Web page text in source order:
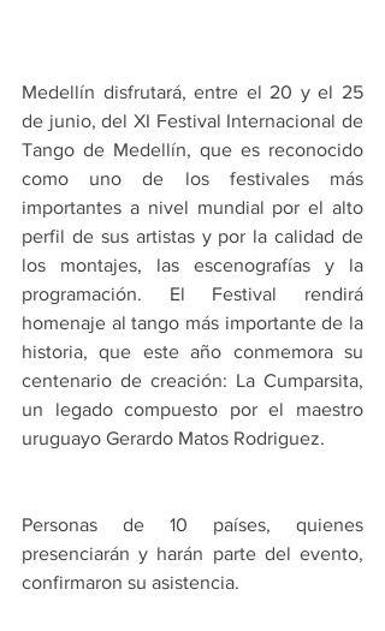
Medellín disfrutará, entre el 20 y el 25
de junio, del XI Festival Internacional de
Tango de Medellín, que es reconocido
como uno de los festivales más
importantes a nivel mundial por el alto
perfil de sus artistas y por la calidad de
los montajes, las escenografías y la
programación. El Festival rendirá
homenaje al tango más importante de la
historia, que este año conmemora su
centenario de creación: La Cumparsita,
un legado compuesto por el maestro
uruguayo Gerardo Matos Rodriguez.
Personas de 10 países, quienes
presenciarán y harán parte del evento,
confirmaron su asistencia.